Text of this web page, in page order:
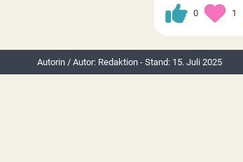
0 1
Autorin / Autor: Redaktion - Stand: 15. Juli 2025